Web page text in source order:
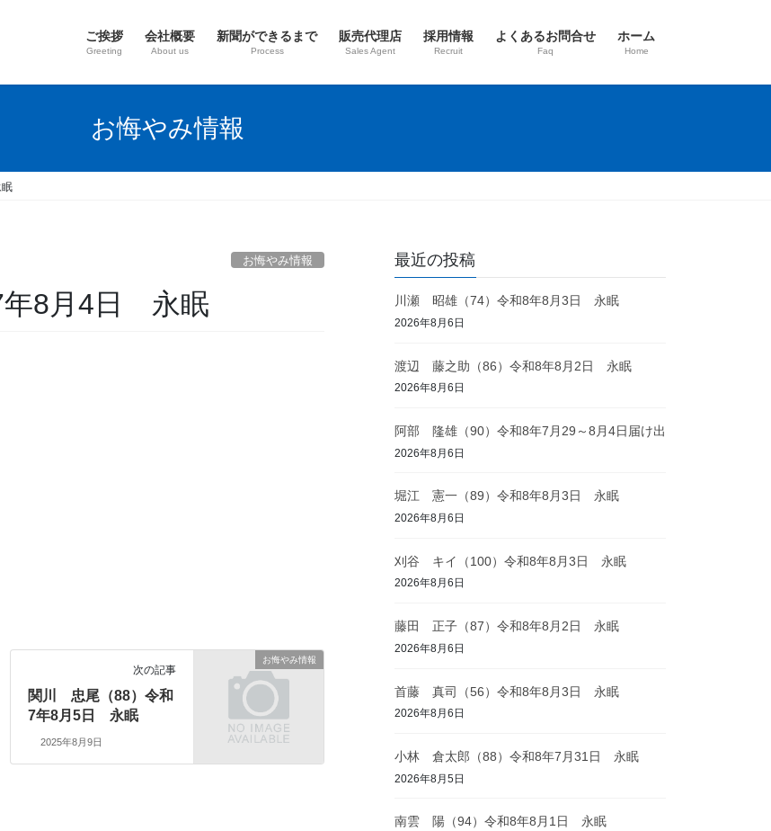
ご挨拶
Greeting
会社概要
About us
新聞ができるまで
Process
販売代理店
Sales Agent
採用情報
Recruit
よくあるお問合せ
Faq
ホーム
Home
お悔やみ情報
お悔やみ情報
8月4日 永眠
お悔やみ情報
次の記事
関川 忠尾（88）令和
7年8月5日 永眠
2025年8月9日
最近の投稿
川瀬 昭雄（74）令和8年8月3日 永眠
2026年8月6日
渡辺 藤之助（86）令和8年8月2日 永眠
2026年8月6日
阿部 隆雄（90）令和8年7月29～8月4日届け出
2026年8月6日
堀江 憲一（89）令和8年8月3日 永眠
2026年8月6日
刈谷 キイ（100）令和8年8月3日 永眠
2026年8月6日
藤田 正子（87）令和8年8月2日 永眠
2026年8月6日
首藤 真司（56）令和8年8月3日 永眠
2026年8月6日
小林 倉太郎（88）令和8年7月31日 永眠
2026年8月5日
南雲 陽（94）令和8年8月1日 永眠